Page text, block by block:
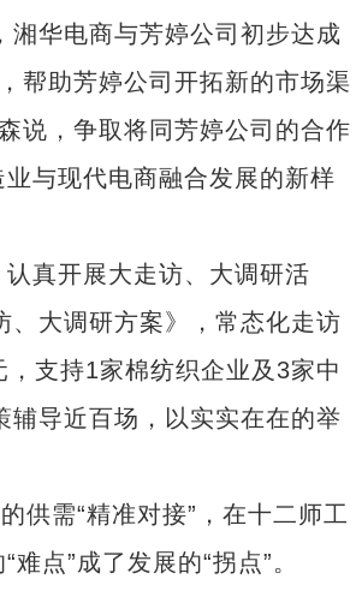
华电商与芳婷公司初步达成
帮助芳婷公司开拓新的市场渠
说，争取将同芳婷公司的合作
与现代电商融合发展的新样
真开展大走访、大调研活
、大调研方案》，常态化走访
支持1家棉纺织企业及3家中
辅导近百场，以实实在在的举
供需“精准对接”，在十二师工
点”成了发展的“拐点”。